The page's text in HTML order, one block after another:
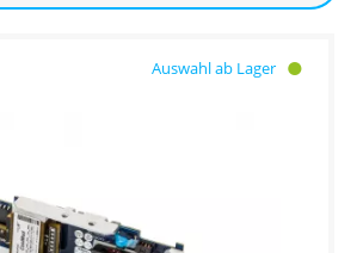
Auswahl ab Lager